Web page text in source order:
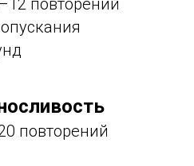
повторений